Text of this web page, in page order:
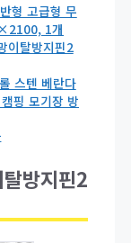
형 고급형 무
1개
이탈방지핀2
스텐 베란다
핑 모기장 방
방지핀2